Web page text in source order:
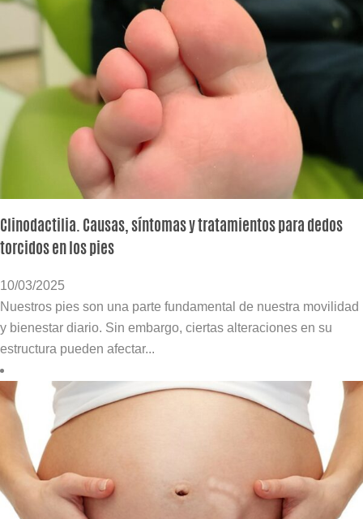
Clinodactilia. Causas, síntomas y tratamientos para dedos
torcidos en los pies
10/03/2025
Nuestros pies son una parte fundamental de nuestra movilidad
y bienestar diario. Sin embargo, ciertas alteraciones en su
estructura pueden afectar...